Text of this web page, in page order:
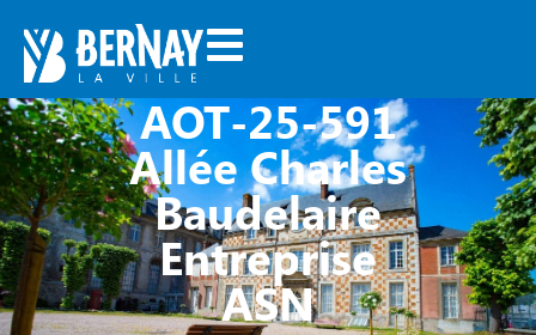
AOT-25-591
Allée Charles
Baudelaire
Entreprise
ASN